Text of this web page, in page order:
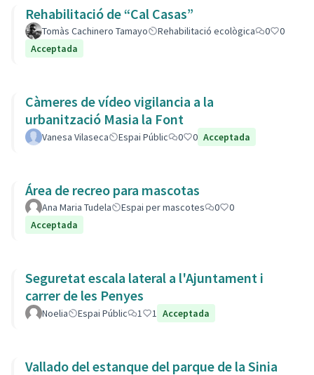
Rehabilitació de “Cal Casas”
Tomàs Cachinero Tamayo Rehabilitació ecològica 0
0
Acceptada
Càmeres de vídeo vigilancia a la
urbanització Masia la Font
Vanesa Vilaseca Espai Públic 0 0 Acceptada
Área de recreo para mascotas
Ana Maria Tudela Espai per mascotes 0
0
Acceptada
Seguretat escala lateral a l'Ajuntament i
carrer de les Penyes
Noelia Espai Públic 1 1 Acceptada
Vallado del estanque del parque de la Sinia